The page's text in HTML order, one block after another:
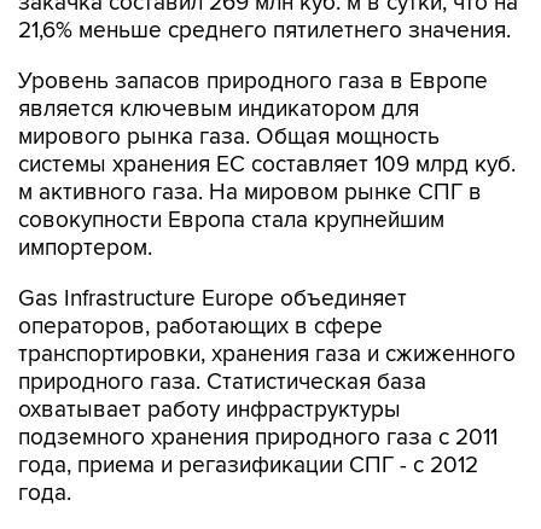
21,6% меньше среднего пятилетнего значения.
Уровень запасов природного газа в Европе
является ключевым индикатором для
мирового рынка газа. Общая мощность
системы хранения ЕС составляет 109 млрд куб.
м активного газа. На мировом рынке СПГ в
совокупности Европа стала крупнейшим
импортером.
Gas Infrastructure Europe объединяет
операторов, работающих в сфере
транспортировки, хранения газа и сжиженного
природного газа. Статистическая база
охватывает работу инфраструктуры
подземного хранения природного газа с 2011
года, приема и регазификации СПГ - с 2012
года.